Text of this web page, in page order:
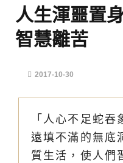
人生渾噩置
智慧離苦
2017-10-30
「人心不足蛇
遠填不滿的無底
質生活，使人們